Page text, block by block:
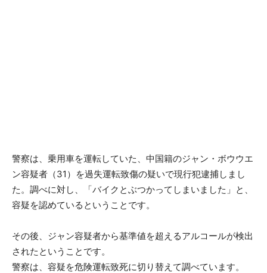
警察は、乗用車を運転していた、中国籍のジャン・ボウウエ
ン容疑者（31）を過失運転致傷の疑いで現行犯逮捕しまし
た。調べに対し、「バイクとぶつかってしまいました」と、
容疑を認めているということです。
その後、ジャン容疑者から基準値を超えるアルコールが検出
されたということです。
警察は、容疑を危険運転致死に切り替えて調べています。